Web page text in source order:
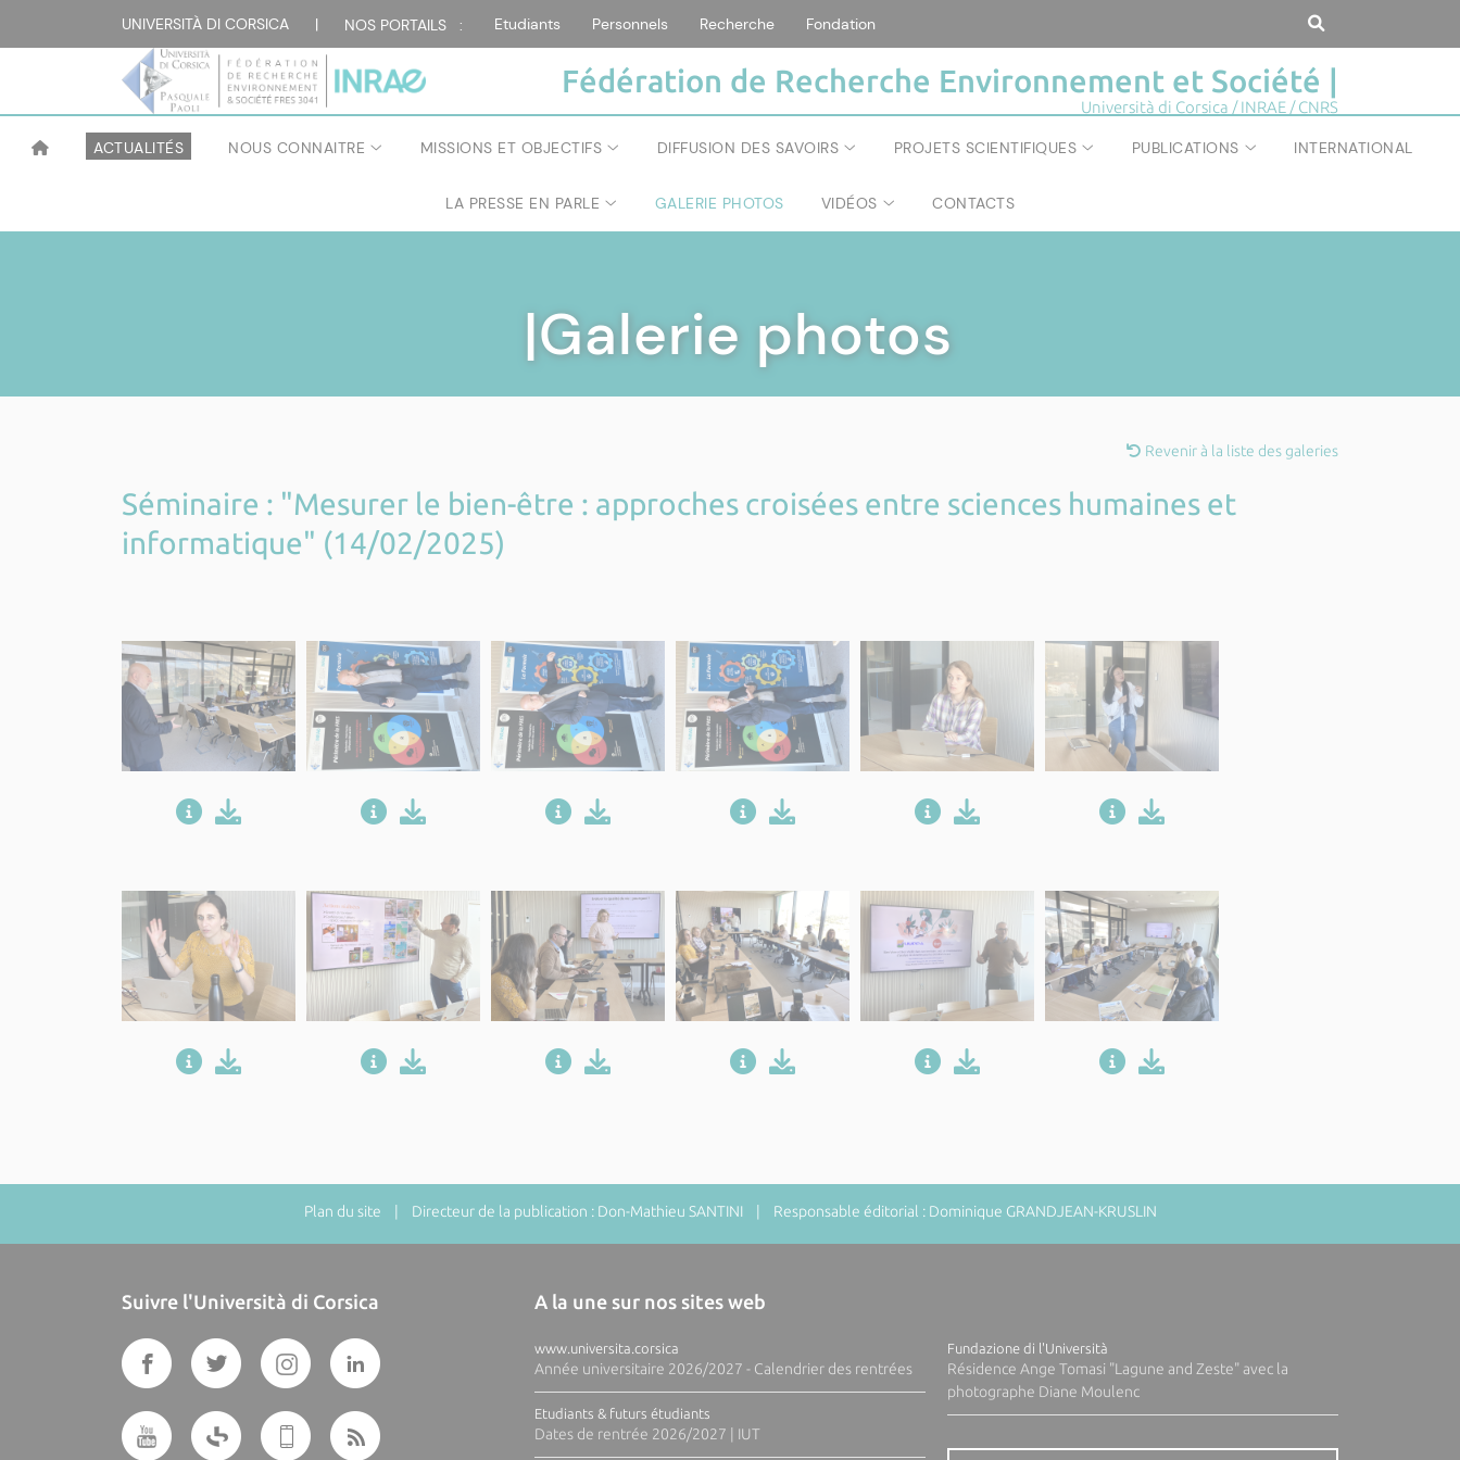
UNIVERSITÀ DI CORSICA | NOS PORTAILS : Etudiants Personnels Recherche Fondation
Fédération de Recherche Environnement et Société |
Università di Corsica / INRAE / CNRS
ACTUALITÉS NOUS CONNAITRE MISSIONS ET OBJECTIFS DIFFUSION DES SAVOIRS PROJETS SCIENTIFIQUES PUBLICATIONS INTERNATIONAL
LA PRESSE EN PARLE GALERIE PHOTOS VIDÉOS CONTACTS
|Galerie photos
Revenir à la liste des galeries
Séminaire : "Mesurer le bien-être : approches croisées entre sciences humaines et
informatique" (14/02/2025)
Plan du site | Directeur de la publication : Don-Mathieu SANTINI | Responsable éditorial : Dominique GRANDJEAN-KRUSLIN
Suivre l'Università di Corsica A la une sur nos sites web
www.universita.corsica
Année universitaire 2026/2027 - Calendrier des rentrées
Etudiants & futurs étudiants
Dates de rentrée 2026/2027 | IUT
Fundazione di l'Università
Résidence Ange Tomasi "Lagune and Zeste" avec la
photographe Diane Moulenc